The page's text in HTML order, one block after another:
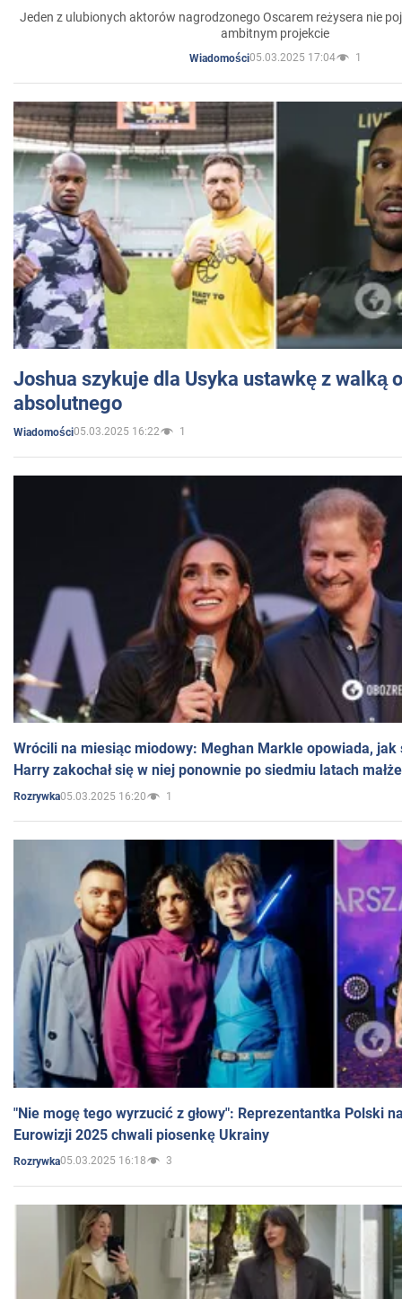
Jeden z ulubionych aktorów nagrodzonego Oscarem reżysera nie
ambitnym projekcie
Wiadomości05.03.2025 17:04 1
Joshua szykuje dla Usyka ustawkę z walką
absolutnego
Wiadomości05.03.2025 16:22 1
Wrócili na miesiąc miodowy: Meghan Markle opowiada, jak
Harry zakochał się w niej ponownie po siedmiu latach
Rozrywka05.03.2025 16:20 1
"Nie mogę tego wyrzucić z głowy": Reprezentantka Polski
Eurowizji 2025 chwali piosenkę Ukrainy
Rozrywka05.03.2025 16:18 3